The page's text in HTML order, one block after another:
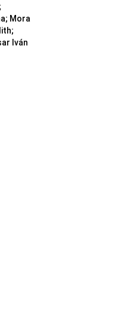
;
; Mora
;
Iván